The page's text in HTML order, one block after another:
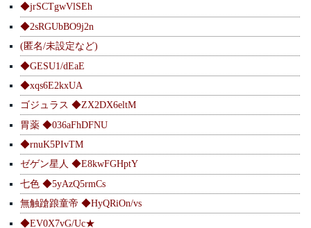
◆jrSCTgwVlSEh
◆2sRGUbBO9j2n
(匿名/未設定など)
◆GESU1/dEaE
◆xqs6E2kxUA
ゴジュラス ◆ZX2DX6eltM
胃薬 ◆036aFhDFNU
◆rnuK5PIvTM
ゼゲン星人 ◆E8kwFGHptY
七色 ◆5yAzQ5rmCs
無触蹌踉童帝 ◆HyQRiOn/vs
◆EV0X7vG/Uc★